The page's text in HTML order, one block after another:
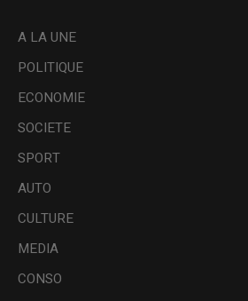
A LA UNE
POLITIQUE
ECONOMIE
SOCIETE
SPORT
AUTO
CULTURE
MEDIA
CONSO